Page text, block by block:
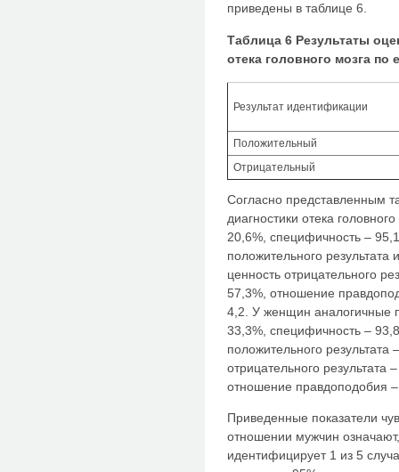
приведены в таблице 6.
Таблица 6 Результаты
отека головного мозга по
Результат идентификации
Положительный
Отрицательный
Согласно представленным
диагностики отека
20,6%, специфичность –
положительного
ценность отрицательного
57,3%, отношение
4,2. У женщин аналогичные
33,3%, специфичность –
положительного результата
отрицательного результата
отношение правдоподобия
Приведенные показатели
отношении мужчин
идентифицирует 1 из 5